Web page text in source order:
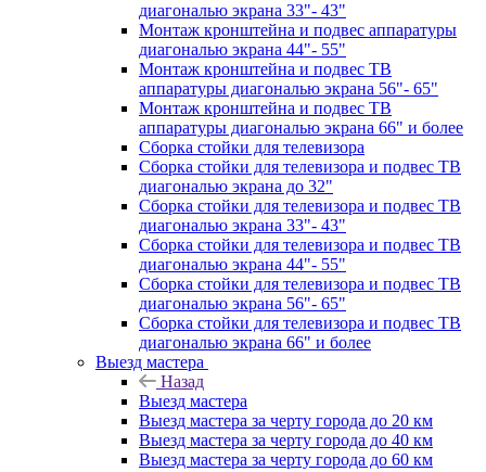
диагональю экрана 33"- 43"
Монтаж кронштейна и подвес аппаратуры
диагональю экрана 44"- 55"
Монтаж кронштейна и подвес ТВ
аппаратуры диагональю экрана 56"- 65"
Монтаж кронштейна и подвес ТВ
аппаратуры диагональю экрана 66" и более
Сборка стойки для телевизора
Сборка стойки для телевизора и подвес ТВ
диагональю экрана до 32"
Сборка стойки для телевизора и подвес ТВ
диагональю экрана 33"- 43"
Сборка стойки для телевизора и подвес ТВ
диагональю экрана 44"- 55"
Сборка стойки для телевизора и подвес ТВ
диагональю экрана 56"- 65"
Сборка стойки для телевизора и подвес ТВ
диагональю экрана 66" и более
Выезд мастера
Назад
Выезд мастера
Выезд мастера за черту города до 20 км
Выезд мастера за черту города до 40 км
Выезд мастера за черту города до 60 км